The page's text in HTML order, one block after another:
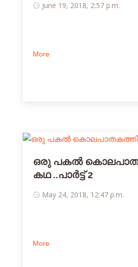
June 19, 2018, 2:57 p.m.
More
ഒരു പകല്‍
കഥ ..പാര്‍ട്ട് 2
May 24, 2018, 12:47 p.m.
More